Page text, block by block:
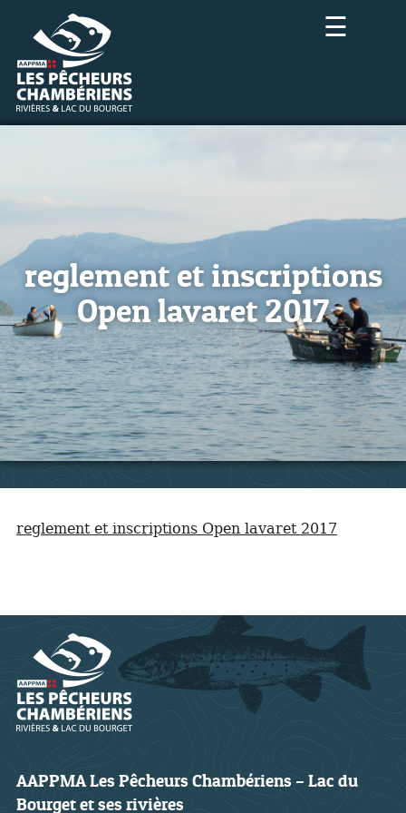
☰
reglement et inscriptions
Open lavaret 2017
reglement et inscriptions Open lavaret 2017
AAPPMA Les Pêcheurs Chambériens – Lac du
Bourget et ses rivières